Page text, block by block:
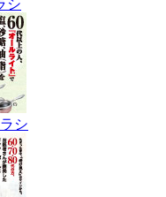
シ
シ